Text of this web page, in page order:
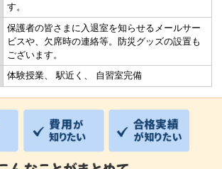
す。
保護者の皆さまに入退室を知らせるメールサー
ビスや、欠席時の連絡等。防災グッズの設置も
ございます。
体験授業 駅近く 自習室完備